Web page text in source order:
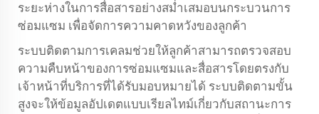
ระยะห่างในการสื่อสารอย่างสม่ำเสมอบนกระบวนการ
ซ่อมแซม เพื่อจัดการความคาดหวังของลูกค้า
ระบบติดตามการเคลมช่วยให้ลูกค้าสามารถตรวจสอบ
ความคืบหน้าของการซ่อมแซมและสื่อสารโดยตรงกับ
เจ้าหน้าที่บริการที่ได้รับมอบหมายได้ ระบบติดตามขั้น
สูงจะให้ข้อมูลอัปเดตแบบเรียลไทม์เกี่ยวกับสถานะการ